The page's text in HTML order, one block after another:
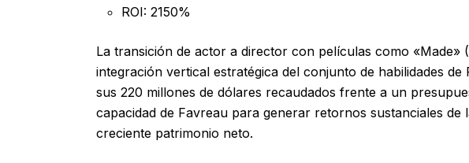
ROI: 2150%
La transición de actor a director con películas como «Made»
integración vertical estratégica del conjunto de habilidades
sus 220 millones de dólares recaudados frente a un
capacidad de Favreau para generar retornos sustanciales
creciente patrimonio neto.